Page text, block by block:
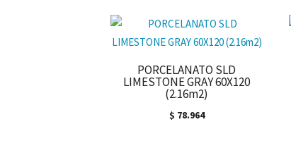
PORCELANATO SLD
LIMESTONE GRAY 60X120
(2.16m2)
$ 78.964